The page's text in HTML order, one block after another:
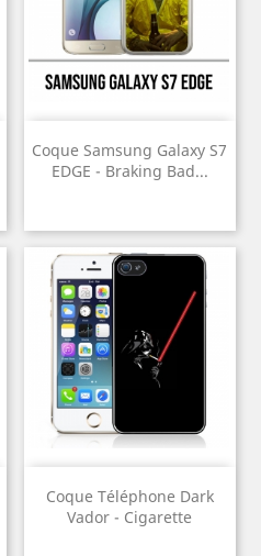
Coque Samsung Galaxy S7
EDGE - Braking Bad...
Coque Téléphone Dark
Vador - Cigarette